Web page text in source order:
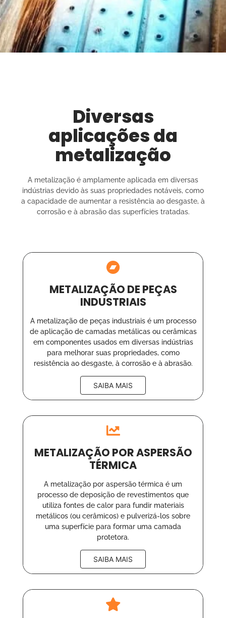
Diversas
aplicações da
metalização
A metalização é amplamente aplicada em diversas
indústrias devido às suas propriedades notáveis, como
a capacidade de aumentar a resistência ao desgaste, à
corrosão e à abrasão das superfícies tratadas.
METALIZAÇÃO DE PEÇAS
INDUSTRIAIS
A metalização de peças industriais é um processo
de aplicação de camadas metálicas ou cerâmicas
em componentes usados em diversas indústrias
para melhorar suas propriedades, como
resistência ao desgaste, à corrosão e à abrasão.
SAIBA MAIS
METALIZAÇÃO POR ASPERSÃO
TÉRMICA
A metalização por aspersão térmica é um
processo de deposição de revestimentos que
utiliza fontes de calor para fundir materiais
metálicos (ou cerâmicos) e pulverizá-los sobre
uma superfície para formar uma camada
protetora.
SAIBA MAIS